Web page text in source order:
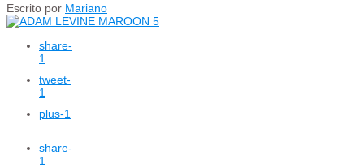
Escrito por Mariano
share-
1
tweet-
1
plus-1
share-
1